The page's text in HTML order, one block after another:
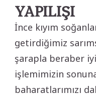
YAPILIŞI
İnce kıyım
getirdiğimiz
şarapla beraber
işlemimizin
baharatlarımızı